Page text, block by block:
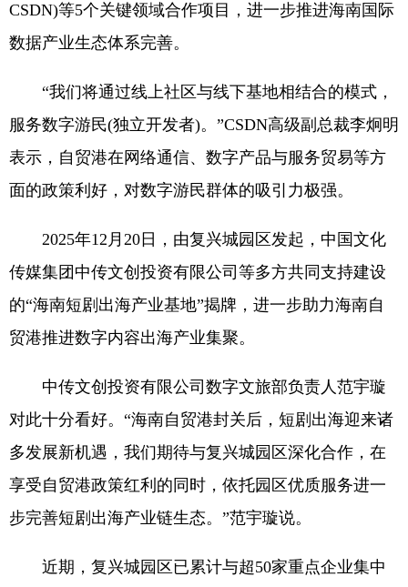
CSDN)等5个关键领域合作项目，进一步推进海南国际
数据产业生态体系完善。
“我们将通过线上社区与线下基地相结合的模式，
服务数字游民(独立开发者)。”CSDN高级副总裁李炯明
表示，自贸港在网络通信、数字产品与服务贸易等方
面的政策利好，对数字游民群体的吸引力极强。
2025年12月20日，由复兴城园区发起，中国文化
传媒集团中传文创投资有限公司等多方共同支持建设
的“海南短剧出海产业基地”揭牌，进一步助力海南自
贸港推进数字内容出海产业集聚。
中传文创投资有限公司数字文旅部负责人范宇璇
对此十分看好。“海南自贸港封关后，短剧出海迎来诸
多发展新机遇，我们期待与复兴城园区深化合作，在
享受自贸港政策红利的同时，依托园区优质服务进一
步完善短剧出海产业链生态。”范宇璇说。
近期，复兴城园区已累计与超50家重点企业集中